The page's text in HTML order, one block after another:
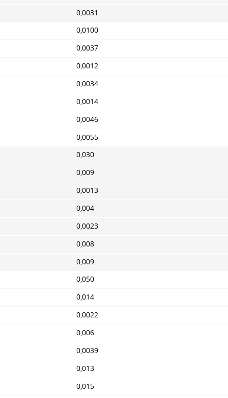
0,0031
0,0100
0,0037
0,0012
0,0034
0,0014
0,0046
0,0055
0,030
0,009
0,0013
0,004
0,0023
0,008
0,009
0,050
0,014
0,0022
0,006
0,0039
0,013
0,015